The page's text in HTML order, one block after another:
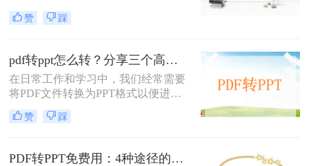
具，以及手动复制粘贴内容。
了方便展示、编辑还是进一步处理，
掌握几种高效的PDF转PPT方法都是
PPT呢？本文将详细介绍两种常见的
PDF转PPT方法，帮助用户轻松完成
文件格式转换。
赞 踩
pdf转ppt怎么转？分享三个高效转换方法！
在日常工作和学习中，我们经常需要
将PDF文件转换为PPT格式以便进行
演示或编辑。那么pdf转ppt怎么转
呢？以下将介绍三种常用的pdf转ppt
转换。
赞 踩
PDF转PPT免费用：4种途径的转换精度和排版保留能力对比！